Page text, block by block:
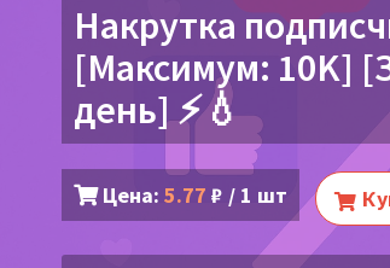
Накрутка
[Максимум: 10K]
день] ⚡💧
Цена: 5.77 ₽ / 1 шт